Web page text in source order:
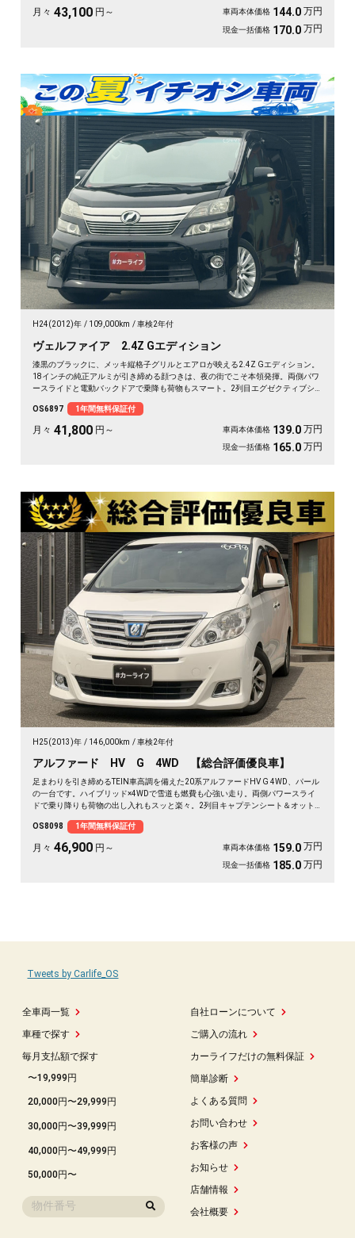
入れされた綺麗な一台、《1年保証付》で毎日を支えます🚗
月々 43,100 円～ 車両本体価格 144.0 万円
現金一括価格 170.0 万円
H24(2012)年 109,000km 車検2年付
ヴェルファイア 2.4Z Gエディション
漆黒のブラックに、メッキ縦格子グリルとエアロが映える2.4Z Gエディション。
18インチの純正アルミが引き締める顔つきは、夜の街でこそ本領発揮。両側パワ
ースライドと電動バックドアで乗降も荷物もスマート。2列目エグゼクティブシ
ップダウンモニターで後席の時間も特別に。長く付き合える一台として《1年保
証付》でお渡しします🚗✨💎💺😎
OS6897 1年間無料保証付
月々 41,800 円～ 車両本体価格 139.0 万円
現金一括価格 165.0 万円
H25(2013)年 146,000km 車検2年付
アルファード HV G 4WD 【総合評価優良車】
足まわりを引き締めるTEIN車高調を備えた20系アルファードHV G 4WD、パール
の一台です。ハイブリッド×4WDで雪道も燃費も心強い走り。両側パワースライ
ドで乗り降りも荷物の出し入れもスッと楽々。2列目キャプテンシート＆オット
征も余裕の空間で。この一台なら移動そのものが楽しみに変わります🚗✨💺🙌😎
《1年保証付》
OS8098 1年間無料保証付
月々 46,900 円～ 車両本体価格 159.0 万円
現金一括価格 185.0 万円
全車両一覧
車種で探す
毎月支払額で探す
〜19,999円
20,000円〜29,999円
30,000円〜39,999円
40,000円〜49,999円
50,000円〜
自社ローンについて
ご購入の流れ
カーライフだけの無料保証
簡単診断
よくある質問
お問い合わせ
お客様の声
お知らせ
店舗情報
会社概要
Tweets by Carlife_OS